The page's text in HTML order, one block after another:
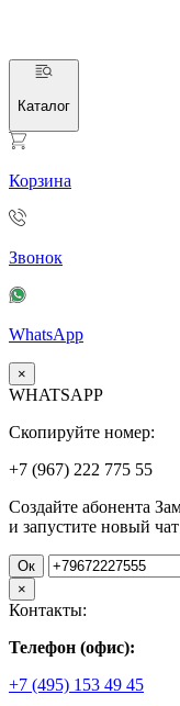
Каталог
Корзина
Звонок
WhatsApp
×
WHATSAPP
Скопируйте номер:
+7 (967) 222 775 55
Создайте абонента
и запустите новый
Ок
×
Контакты:
Телефон (офис):
+7 (495) 153 49 45